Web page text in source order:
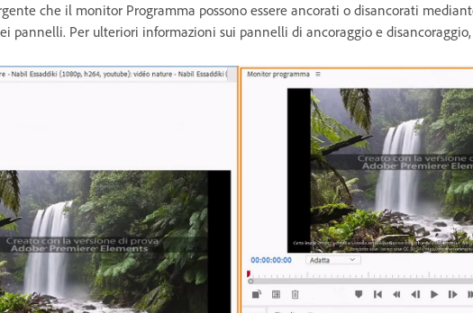
che il monitor Programma possono essere ancorati o disancorati
pannelli. Per ulteriori informazioni sui pannelli di ancoraggio e disancoraggio,